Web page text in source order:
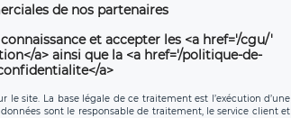
de nos partenaires
et accepter les <a href='/cgu/'
a> ainsi que la <a href='/politique-de-
a>
site. La base légale de ce traitement est l’exécution d’une
sont le responsable de traitement, le service client et